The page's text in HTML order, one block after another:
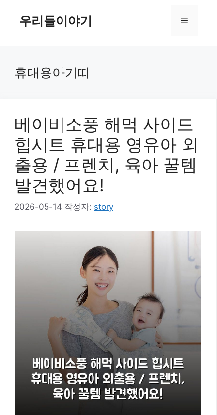
우리들이야기 메
휴대용아기띠
베이비소풍 해먹 사이드
힙시트 휴대용 영유아 외
출용 / 프렌치, 육아 꿀템
발견했어요!
2026-05-14 작성자: story